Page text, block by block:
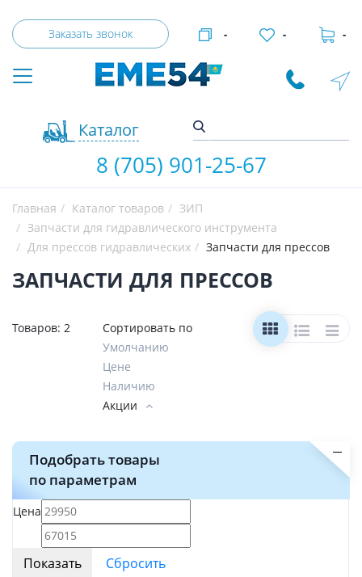
Заказать звонок
Каталог
- - -
8 (705) 901-25-67
Главная Каталог товаров
ЗИП
Запчасти для гидравлического инструмента
Для прессов гидравлических
Запчасти для прессов
ЗАПЧАСТИ ДЛЯ ПРЕССОВ
Товаров: 2
Сортировать по
Умолчанию
Цене
Наличию
Акции
Подобрать товары
по параметрам
Цена